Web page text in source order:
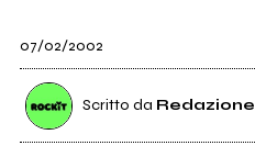
07/02/2002
Scritto da Redazione